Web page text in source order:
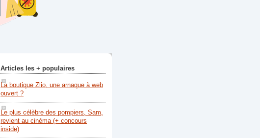
Articles les + populaires
La boutique Zlio, une arnaque à web
ouvert ?
Le plus célèbre des pompiers, Sam,
revient au cinéma (+ concours
inside)